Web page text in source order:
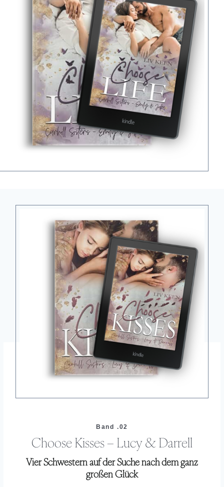
Band .02
Choose Kisses – Lucy & Darrell
Vier Schwestern auf der Suche nach dem ganz
großen Glück